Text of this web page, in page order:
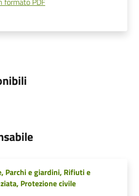
Parchi e giardini, Rifiuti e
Protezione civile